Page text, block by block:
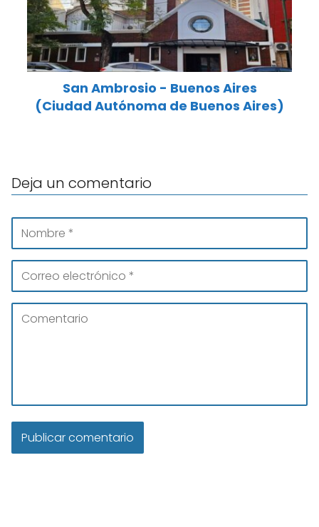
San Ambrosio - Buenos Aires
(Ciudad Autónoma de Buenos Aires)
Deja un comentario